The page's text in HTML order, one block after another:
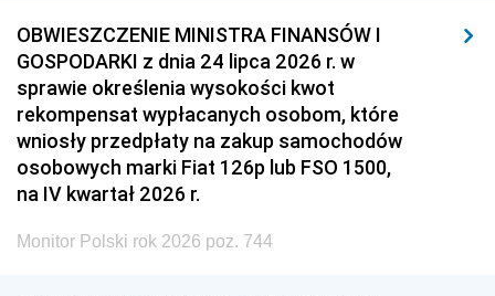
OBWIESZCZENIE MINISTRA FINANSÓW I
GOSPODARKI z dnia 24 lipca 2026 r. w
sprawie określenia wysokości kwot
rekompensat wypłacanych osobom, które
wniosły przedpłaty na zakup samochodów
osobowych marki Fiat 126p lub FSO 1500,
na IV kwartał 2026 r.
Monitor Polski rok 2026 poz. 744